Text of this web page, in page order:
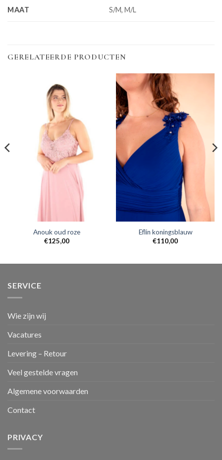
MAAT S/M, M/L
GERELATEERDE PRODUCTEN
Anouk oud roze
€125,00
Eflin koningsblauw
€110,00
SERVICE
Wie zijn wij
Vacatures
Levering – Retour
Veel gestelde vragen
Algemene voorwaarden
Contact
PRIVACY